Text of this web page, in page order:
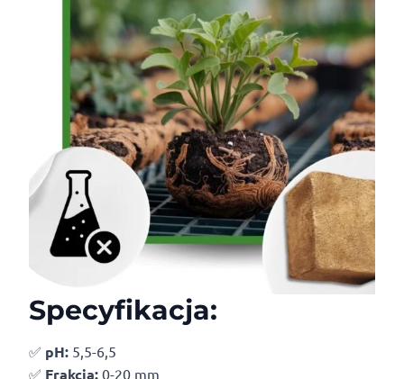
Specyfikacja:
✅ pH: 5,5-6,5
✅ Frakcja: 0-20 mm